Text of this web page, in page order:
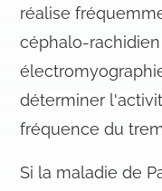
réalise
céphalo-
déterminer
fréquence du
Si la maladie de